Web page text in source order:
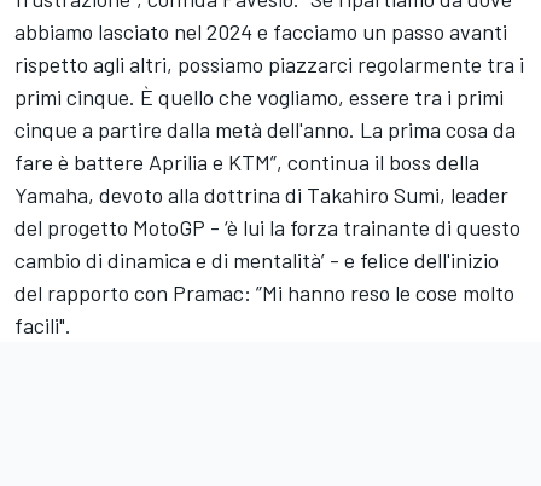
abbiamo lasciato nel 2024 e facciamo un passo avanti
rispetto agli altri, possiamo piazzarci regolarmente tra i
primi cinque. È quello che vogliamo, essere tra i primi
cinque a partire dalla metà dell'anno. La prima cosa da
fare è battere Aprilia e KTM”, continua il boss della
Yamaha, devoto alla dottrina di Takahiro Sumi, leader
del progetto MotoGP - ‘è lui la forza trainante di questo
cambio di dinamica e di mentalità’ - e felice dell'inizio
del rapporto con Pramac: ”Mi hanno reso le cose molto
facili".